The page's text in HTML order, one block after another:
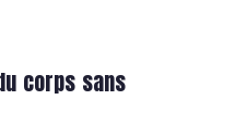
corps sans